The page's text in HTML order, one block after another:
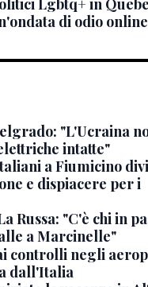
Lgbtq+ in
di odio online
"L'Ucraina
intatte"
a Fiumicino
e dispiacere per i
Russa: "C'è chi in
a Marcinelle"
controlli negli
dall'Italia